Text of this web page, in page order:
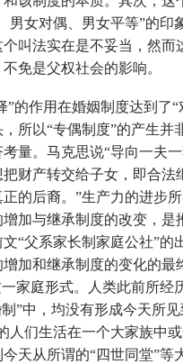
男女对偶、男女平等”的印
叫法实在是不妥当，然而
免是父权社会的影响。
”的作用在婚姻制度达到了
所以“专偶制度”的产生并
量。马克思说“导向一夫
财产转交给子女，即合法
的后裔。”生产力的进步
加与继承制度的改变，是
“父系家长制家庭公社”的
加和继承制度的变化的最
一家庭形式。人类此前所经
”中，均没有形成今天所
们生活在一个大家族中
天从所谓的“四世同堂”等